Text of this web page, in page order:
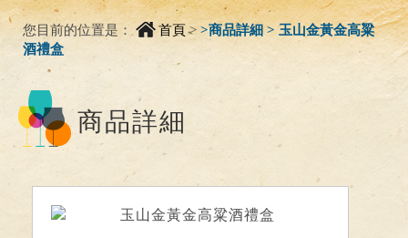
您目前的位置是： 首頁>>商品詳細 > 玉山金黃金高粱
酒禮盒
商品詳細